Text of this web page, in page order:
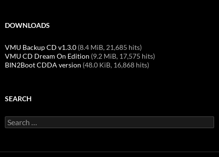
DOWNLOADS
VMU Backup CD v1.3.0 (8.4 MiB, 21,685 hits)
VMU CD Dream On Edition (9.2 MiB, 17,575 hits)
BIN2Boot CDDA version (48.0 KiB, 16,868 hits)
SEARCH
Search
for: